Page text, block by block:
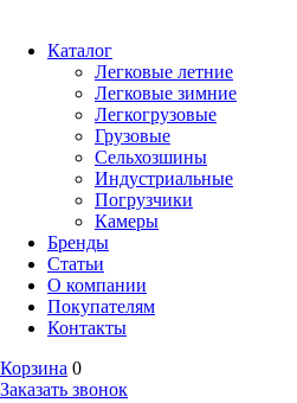
Каталог
Легковые летние
Легковые зимние
Легкогрузовые
Грузовые
Сельхозшины
Индустриальные
Погрузчики
Камеры
Бренды
Статьи
О компании
Покупателям
Контакты
Корзина 0
Заказать звонок